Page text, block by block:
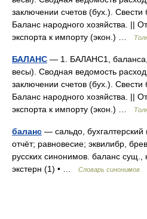
заключении счетов (бух.). Свести
Баланс народного хозяйства. ||
экспорта к импорту (экон.) …
БАЛАНС — 1. БАЛАНС1,
весы). Сводная ведомость
заключении счетов (бух.). Свести
Баланс народного хозяйства. ||
экспорта к импорту (экон.) …
баланс — сальдо,
отчёт; равновесие; эквилибр,
русских синонимов. баланс сущ.,
экстерн (1) • …
Словарь синонимов